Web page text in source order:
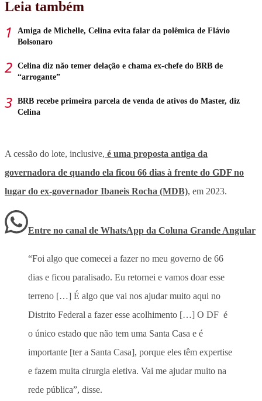
Leia também
Amiga de Michelle, Celina evita falar da polêmica de Flávio
Bolsonaro
Celina diz não temer delação e chama ex-chefe do BRB de
“arrogante”
BRB recebe primeira parcela de venda de ativos do Master, diz
Celina
A cessão do lote, inclusive, é uma proposta antiga da
governadora de quando ela ficou 66 dias à frente do GDF no
lugar do ex-governador Ibaneis Rocha (MDB), em 2023.
Entre no canal de WhatsApp da Coluna Grande Angular
“Foi algo que comecei a fazer no meu governo de 66
dias e ficou paralisado. Eu retornei e vamos doar esse
terreno […] É algo que vai nos ajudar muito aqui no
Distrito Federal a fazer esse acolhimento […] O DF é
o único estado que não tem uma Santa Casa e é
importante [ter a Santa Casa], porque eles têm expertise
e fazem muita cirurgia eletiva. Vai me ajudar muito na
rede pública”, disse.